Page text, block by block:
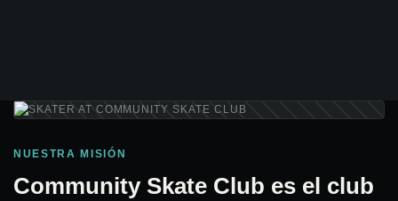
NUESTRA MISIÓN
Community Skate Club es el club